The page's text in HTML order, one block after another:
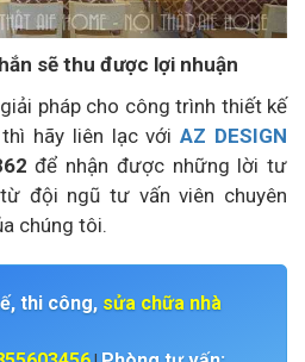
sẽ thu được lợi nhuận
pháp cho công trình thiết kế
thì hãy liên lạc vớiAZ DESIGN
để nhận được những lời tư
đội ngũ tư vấn viên chuyên
chúng tôi.
thi công, sửa chữa nhà